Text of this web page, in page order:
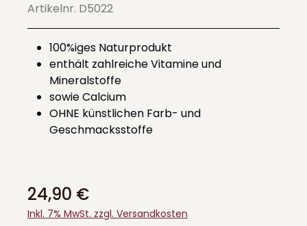
Artikelnr. D5022
100%iges Naturprodukt
enthält zahlreiche Vitamine und
Mineralstoffe
sowie Calcium
OHNE künstlichen Farb- und
Geschmacksstoffe
24,90 €
Inkl. 7% MwSt. zzgl. Versandkosten